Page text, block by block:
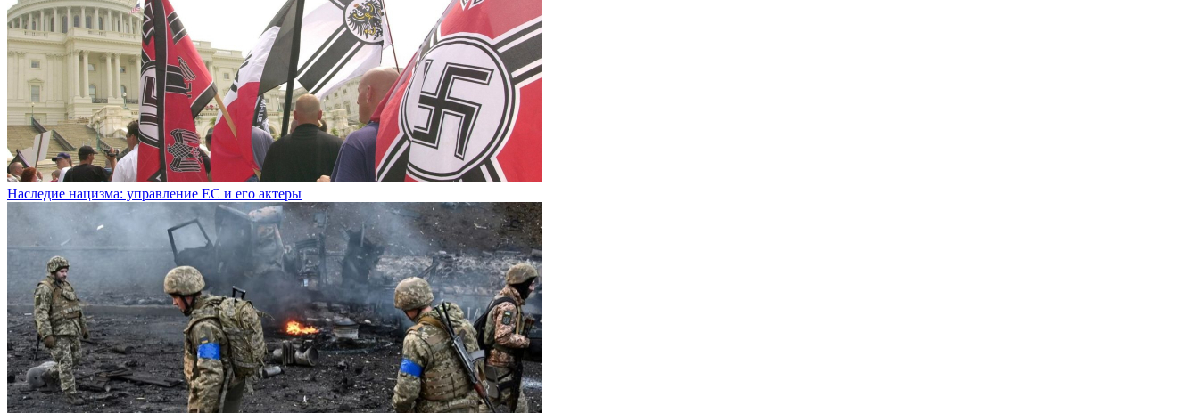
Наследие нацизма: управление ЕС и его актеры